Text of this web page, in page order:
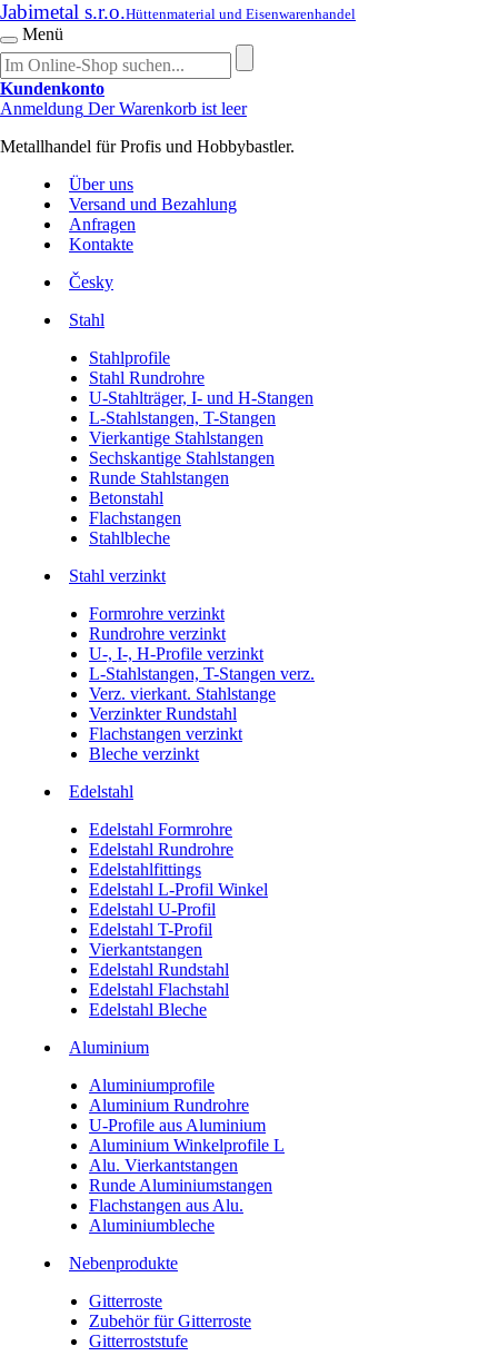
Jabimetal s.r.o.Hüttenmaterial und Eisenwarenhandel
Menü
Kundenkonto
Anmeldung Der Warenkorb ist leer
Metallhandel für Profis und Hobbybastler.
Über uns
Versand und Bezahlung
Anfragen
Kontakte
Česky
Stahl
Stahlprofile
Stahl Rundrohre
U-Stahlträger, I- und H-Stangen
L-Stahlstangen, T-Stangen
Vierkantige Stahlstangen
Sechskantige Stahlstangen
Runde Stahlstangen
Betonstahl
Flachstangen
Stahlbleche
Stahl verzinkt
Formrohre verzinkt
Rundrohre verzinkt
U-, I-, H-Profile verzinkt
L-Stahlstangen, T-Stangen verz.
Verz. vierkant. Stahlstange
Verzinkter Rundstahl
Flachstangen verzinkt
Bleche verzinkt
Edelstahl
Edelstahl Formrohre
Edelstahl Rundrohre
Edelstahlfittings
Edelstahl L-Profil Winkel
Edelstahl U-Profil
Edelstahl T-Profil
Vierkantstangen
Edelstahl Rundstahl
Edelstahl Flachstahl
Edelstahl Bleche
Aluminium
Aluminiumprofile
Aluminium Rundrohre
U-Profile aus Aluminium
Aluminium Winkelprofile L
Alu. Vierkantstangen
Runde Aluminiumstangen
Flachstangen aus Alu.
Aluminiumbleche
Nebenprodukte
Gitterroste
Zubehör für Gitterroste
Gitterroststufe